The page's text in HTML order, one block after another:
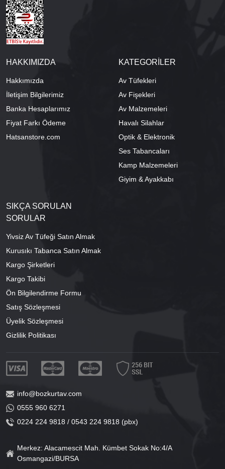
HAKKIMIZDA
Hakkımızda
İletişim Bilgilerimiz
Banka Hesaplarımız
Fiyat Farkı Ödeme
Hatsanstore.com
KATEGORİLER
Av Tüfekleri
Av Fişekleri
Av Malzemeleri
Havalı Silahlar
Optik & Elektronik
Ses Tabancaları
Kamp Malzemeleri
Giyim & Ayakkabı
SIKÇA SORULAN
SORULAR
Yivsiz Av Tüfeği Satın Almak
Kurusıkı Tabanca Satın Almak
Kargo Şirketleri
Kargo Takibi
Ön Bilgilendirme Formu
Satış Sözleşmesi
Üyelik Sözleşmesi
Gizlilik Politikası
info@bozkurtav.com
0555 960 6271
0224 224 9818 / 0543 224 9818 (pbx)
Merkez: Alacamescit Mah. Kümbet Sokak No:4/A
Osmangazi/BURSA